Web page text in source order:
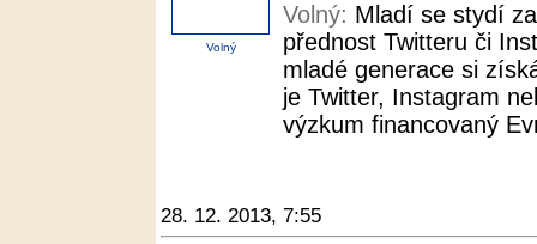
Volný
Volný: Mladí se stydí
přednost Twitteru či
mladé generace si
je Twitter, Instagram
výzkum financovaný
28. 12. 2013, 7:55